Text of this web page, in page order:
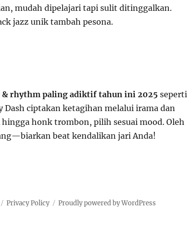
mudah dipelajari tapi sulit ditinggalkan.
jazz unik tambah pesona.
& rhythm paling adiktif tahun ini 2025 seperti
Dash ciptakan ketagihan melalui irama dan
hingga honk trombon, pilih sesuai mood. Oleh
beat kendalikan jari Anda!
Privacy Policy Proudly powered by WordPress